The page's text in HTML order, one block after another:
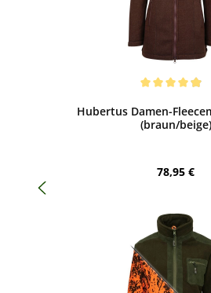
Hubertus Damen-
(braun/beige)
Regulärer
78,95 €